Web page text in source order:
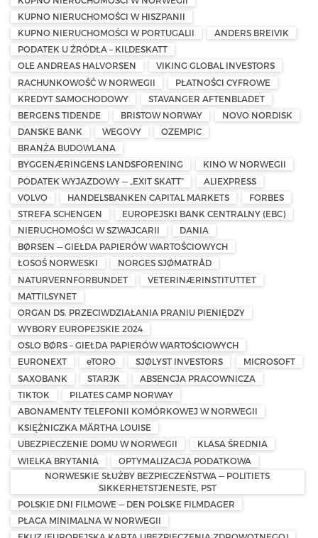
KUPNO NIERUCHOMOŚCI W HISZPANII
KUPNO NIERUCHOMOŚCI W PORTUGALII
ANDERS BREIVIK
PODATEK U ŹRÓDŁA – KILDESKATT
OLE ANDREAS HALVORSEN
VIKING GLOBAL INVESTORS
RACHUNKOWOŚĆ W NORWEGII
PŁATNOŚCI CYFROWE
KREDYT SAMOCHODOWY
STAVANGER AFTENBLADET
BERGENS TIDENDE
BRISTOW NORWAY
NOVO NORDISK
DANSKE BANK
WEGOVY
OZEMPIC
BRANŻA BUDOWLANA
BYGGENÆRINGENS LANDSFORENING
KINO W NORWEGII
PODATEK WYJAZDOWY — „EXIT SKATT”
ALIEXPRESS
VOLVO
HANDELSBANKEN CAPITAL MARKETS
FORBES
STREFA SCHENGEN
EUROPEJSKI BANK CENTRALNY (EBC)
NIERUCHOMOŚCI W SZWAJCARII
DANIA
BØRSEN — GIEŁDA PAPIERÓW WARTOŚCIOWYCH
ŁOSOŚ NORWESKI
NORGES SJØMATRÅD
NATURVERNFORBUNDET
VETERINÆRINSTITUTTET
MATTILSYNET
ORGAN DS. PRZECIWDZIAŁANIA PRANIU PIENIĘDZY
WYBORY EUROPEJSKIE 2024
OSLO BØRS – GIEŁDA PAPIERÓW WARTOŚCIOWYCH
EURONEXT
eTORO SJØLYST INVESTORS
MICROSOFT
SAXOBANK
STARJK
ABSENCJA PRACOWNICZA
TIKTOK
PILATES CAMP NORWAY
ABONAMENTY TELEFONII KOMÓRKOWEJ W NORWEGII
KSIĘŻNICZKA MÄRTHA LOUISE
UBEZPIECZENIE DOMU W NORWEGII
KLASA ŚREDNIA
WIELKA BRYTANIA
OPTYMALIZACJA PODATKOWA
NORWESKIE SŁUŻBY BEZPIECZEŃSTWA — POLITIETS
SIKKERHETSTJENESTE, PST
POLSKIE DNI FILMOWE — DEN POLSKE FILMDAGER
PŁACA MINIMALNA W NORWEGII